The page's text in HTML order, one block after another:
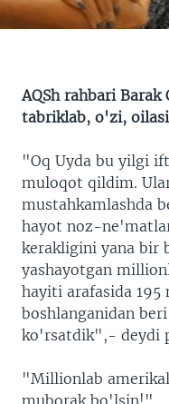
AQSh rahbari
tabriklab, o'zi,
"Oq Uyda bu yilgi
muloqot qildim.
mustahkamlashda
hayot noz-
kerakligini yana bir
yashayotgan
hayiti arafasida
boshlanganidan
ko'rsatdik",- deydi
"Millionlab